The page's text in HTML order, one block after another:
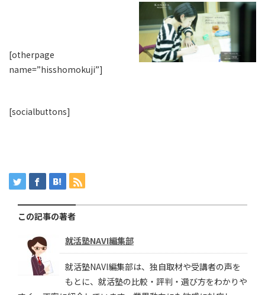
[otherpage
name=”hisshomokuji”]
[socialbuttons]
この記事の著者
就活塾NAVI編集部
就活塾NAVI編集部は、独自取材や受講者の声を
もとに、就活塾の比較・評判・選び方をわかりや